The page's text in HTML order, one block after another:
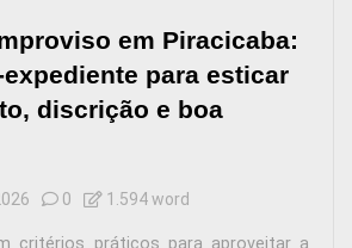
em Piracicaba:
para esticar
discrição e boa
0 1.594 word
critérios práticos para aproveitar a